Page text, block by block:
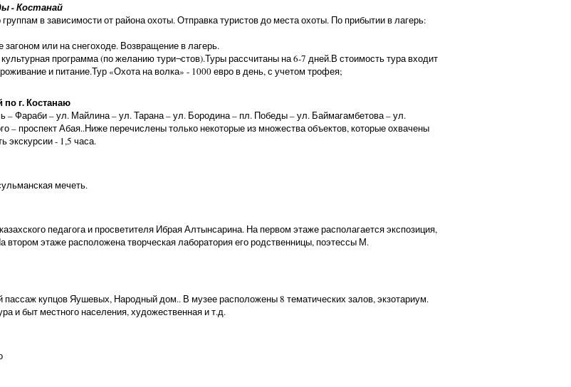
- Костанай
в зависимости от района охоты. Отправка туристов до места охоты. По прибытии в лагерь:
или на снегоходе. Возвращение в лагерь.
программа (по желанию тури¬стов).Туры рассчитаны на 6-7 дней.В стоимость тура входит
и питание.Тур «Охота на волка» - 1000 евро в день, с учетом трофея;
г. Костанаю
– Фараби – ул. Майлина – ул. Тарана – ул. Бородина – пл. Победы – ул. Баймагамбетова – ул.
– проспект Абая..Ниже перечислены только некоторые из множества объектов, которые охвачены
экскурсии - 1,5 часа.
мечеть.
педагога и просветителя Ибрая Алтынсарина. На первом этаже располагается экспозиция,
этаже расположена творческая лаборатория его родственницы, поэтессы М.
купцов Яушевых, Народный дом.. В музее расположены 8 тематических залов, экзотариум.
и быт местного населения, художественная и т.д.